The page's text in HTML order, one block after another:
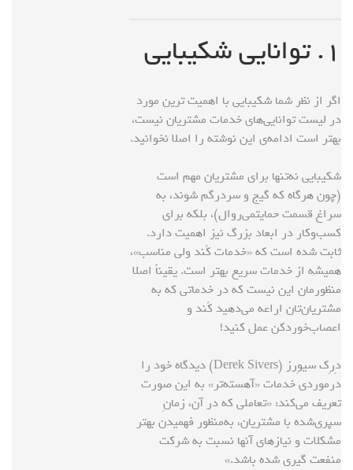
۱. توانایی شکیبایی
اگر از نظر شما شکیبایی با اهمیت ترین مورد
در لیست توانایی‌های خدمات مشتریان نیست،
بهتر است ادامه‌ی این نوشته را اصلا نخوانید.
شکیبایی نه‌تنها برای مشتریان مهم است
(چون هرگاه که گیج و سردرگم شوند، به
سراغ قسمت حمایتمی‌روال)، بلکه برای
کسب‌وکار در ابعاد بزرگ نیز اهمیت دارد.
ثابت شده است که «خدمات کُند ولی مناسب»،
همیشه از خدمات سریع بهتر است. یقیناً اصلا
منظورمان این نیست که در خدماتی که به
مشتریان‌تان اراعه می‌دهید کُند و
اعصاب‌خوردکن عمل کنید!
دِرِک سیوِرز (Derek Sivers) دیدگاه خود را
درمورد‌ی خدمات «آهسته‌تر» به‌ این صورت
تعریف می‌کند: «تعاملی که در آن، زمانِ
سپری‌شده با مشتریان، به‌منظور فهمیدن بهتر
مشکلات و نیازهای آنها نسبت به شرکت
منفعت گیری شده باشد.»